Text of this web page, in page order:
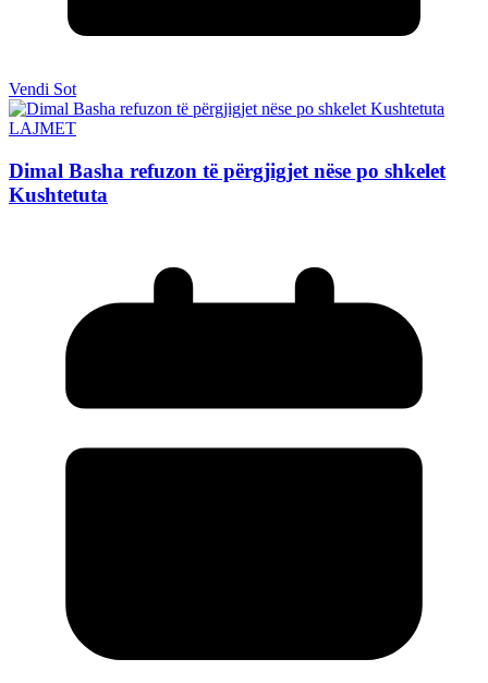
Vendi Sot
LAJMET
Dimal Basha refuzon të përgjigjet nëse po shkelet
Kushtetuta